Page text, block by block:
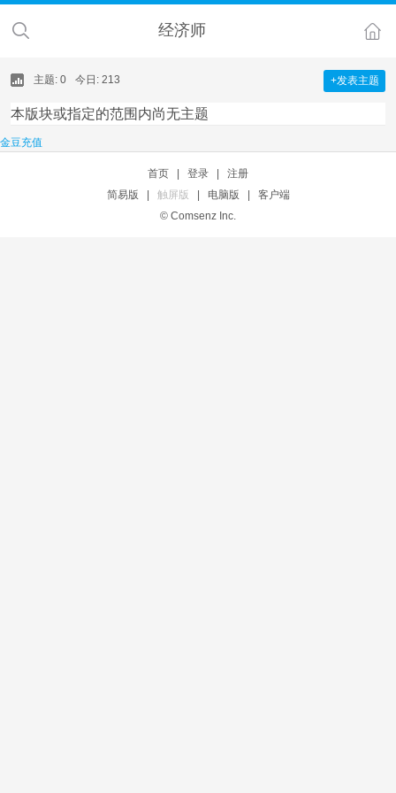
经济师
主题: 0 今日: 213 +发表主题
本版块或指定的范围内尚无主题
金豆充值
首页 登录
注册
简易版
触屏版 电脑版
客户端
© Comsenz Inc.